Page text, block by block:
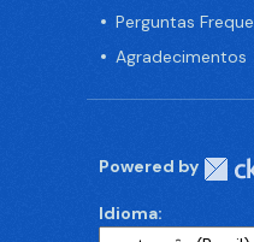
Perguntas
Agradecimentos
Powered by
Idioma